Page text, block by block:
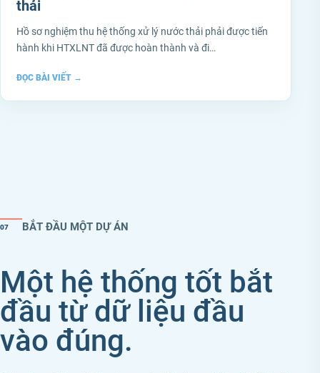
thải
Hồ sơ nghiệm thu hệ thống xử lý nước thải phải được tiến
hành khi HTXLNT đã được hoàn thành và đi…
ĐỌC BÀI VIẾT →
07 BẮT ĐẦU MỘT DỰ ÁN
Một hệ thống tốt bắt
đầu từ dữ liệu đầu
vào đúng.